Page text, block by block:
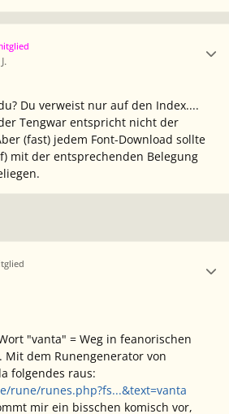
Du verweist nur auf den Index....
Tengwar entspricht nicht der
(fast) jedem Font-Download sollte
mit der entsprechenden Belegung
"vanta" = Weg in feanorischen
Mit dem Runengenerator von
folgendes raus:
rune/runes.php?fs...&text=vanta
mir ein bisschen komisch vor,